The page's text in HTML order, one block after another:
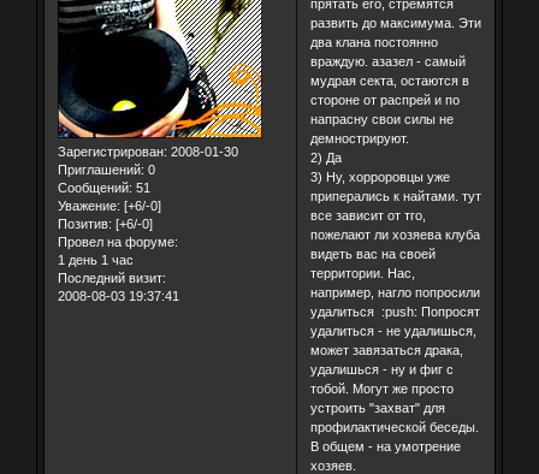
Зарегистрирован: 2008-01-30
Приглашений: 0
Сообщений: 51
Уважение: [+6/-0]
Позитив: [+6/-0]
Провел на форуме:
1 день 1 час
Последний визит:
2008-08-03 19:37:41
прятать его, стремятся
развить до максимума. Эти
два клана постоянно
враждую. азазел - самый
мудрая секта, остаются в
стороне от распрей и по
напрасну свои силы не
демнострируют.
2) Да
3) Ну, хорроровцы уже
приперались к найтами. тут
все зависит от тго,
пожелают ли хозяева клуба
видеть вас на своей
территории. Нас,
например, нагло попросили
удалиться :push: Попросят
удалиться - не удалишься,
может завязаться драка,
удалишься - ну и фиг с
тобой. Могут же просто
устроить "захват" для
профилактической беседы.
В общем - на умотрение
хозяев.